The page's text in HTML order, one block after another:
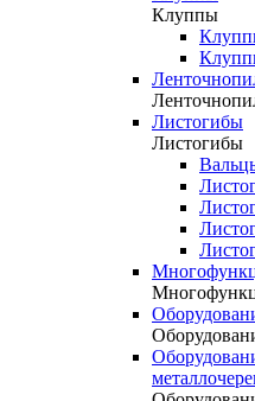
Клуппы
Листогибы
Листогибы